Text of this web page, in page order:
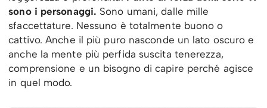
sono i personaggi. Sono umani, dalle mille
sfaccettature. Nessuno è totalmente buono o
cattivo. Anche il più puro nasconde un lato oscuro e
anche la mente più perfida suscita tenerezza,
comprensione e un bisogno di capire perché agisce
in quel modo.